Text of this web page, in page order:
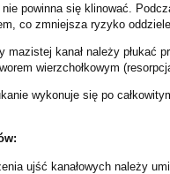
nie powinna się klinować.
co zmniejsza ryzyko
kanał należy płukać
wierzchołkowym
wykonuje się po
ujść kanałowych należy